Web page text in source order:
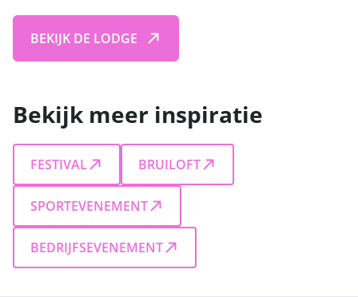
BEKIJK DE LODGE
Bekijk meer inspiratie
FESTIVAL BRUILOFT
SPORTEVENEMENT
BEDRIJFSEVENEMENT